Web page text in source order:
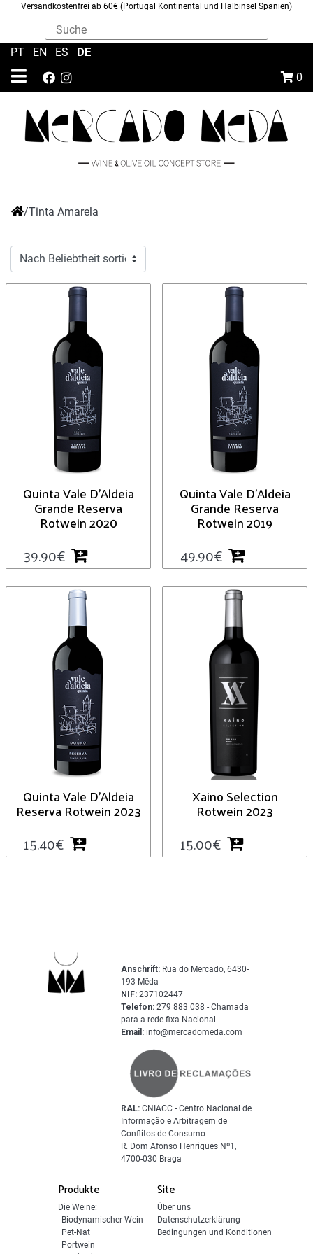
Versandkostenfrei ab 60€ (Portugal Kontinental und Halbinsel Spanien)
0
PT EN ES DE
/Tinta Amarela
Quinta Vale D’Aldeia
Grande Reserva
Rotwein 2020
39.90€
Quinta Vale D’Aldeia
Grande Reserva
Rotwein 2019
49.90€
Quinta Vale D’Aldeia
Reserva Rotwein 2023
15.40€
Xaino Selection
Rotwein 2023
15.00€
Produkte
Die Weine:
Biodynamischer Wein
Pet-Nat
Portwein
Site
Über uns
Datenschutzerklärung
Bedingungen und Konditionen
Anschrift: Rua do Mercado, 6430-
193 Mêda
NIF: 237102447
Telefon: 279 883 038 - Chamada
para a rede fixa Nacional
Email: info@mercadomeda.com
RAL: CNIACC - Centro Nacional de
Informação e Arbitragem de
Conflitos de Consumo
R. Dom Afonso Henriques Nº1,
4700-030 Braga